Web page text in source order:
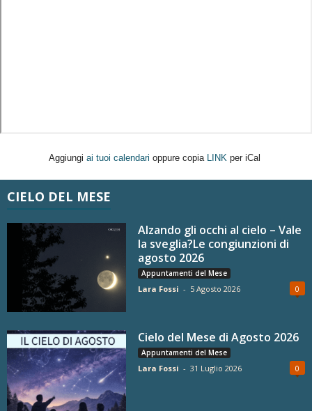
Aggiungi ai tuoi calendari oppure copia LINK per iCal
CIELO DEL MESE
Alzando gli occhi al cielo – Vale
la sveglia?Le congiunzioni di
agosto 2026
Appuntamenti del Mese
Lara Fossi - 5 Agosto 2026 0
Cielo del Mese di Agosto 2026
Appuntamenti del Mese
Lara Fossi - 31 Luglio 2026 0